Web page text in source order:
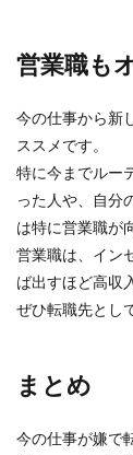
営業職も
今の仕事から新
ススメです。
特に今までルー
った人や、自分
は特に営業職が
営業職は、イン
ば出すほど高収
ぜひ転職先とし
まとめ
今の仕事が嫌で